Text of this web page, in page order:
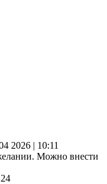
2026 | 10:11
Можно внести